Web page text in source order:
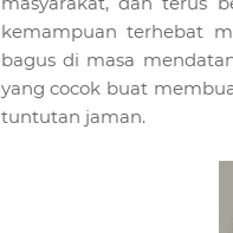
kemampuan terhebat
bagus di masa
yang cocok buat
tuntutan jaman.